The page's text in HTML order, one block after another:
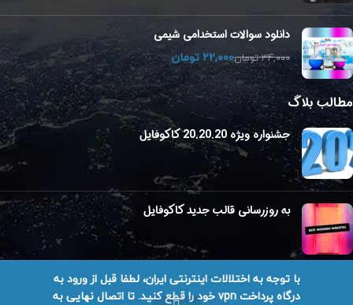
با توجه به اختلالات اینترنتی ایران، لطفا قبل از ورود به
درگاه پرداخت vpn خود را قطع کنید. تا اتصال نهایی به
دانلود سوالات استخدامی شیمی
۳۴,۰۰۰تومان۲۲,۰۰۰ تومان
مطالب بلاگ
جشنواره ویژه 20.20.20 کاکوفایل
به روزرسانی قالب جدید کاکوفایل
تمامی حقوق برای کاکوفایل محفوظ است.طراحی سایت در شیراز